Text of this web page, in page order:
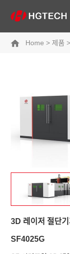
Home > 제품 >
3D 레이저 절단기
SF4025G